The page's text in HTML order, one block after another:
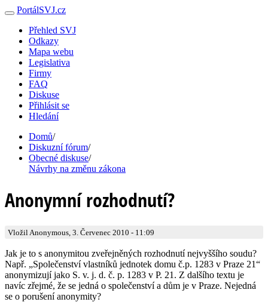
PortálSVJ.cz
Přehled SVJ
Odkazy
Mapa webu
Legislativa
Firmy
FAQ
Diskuse
Přihlásit se
Hledání
Domů/
Diskuzní fórum/
Obecné diskuse/
Návrhy na změnu zákona
Anonymní rozhodnutí?
Vložil Anonymous, 3. Červenec 2010 - 11:09
Jak je to s anonymitou zveřejněných rozhodnutí nejvyššího soudu?
Např. „Společenství vlastníků jednotek domu č.p. 1283 v Praze 21“
anonymizují jako S. v. j. d. č. p. 1283 v P. 21. Z dalšího textu je
navíc zřejmé, že se jedná o společenství a dům je v Praze. Nejedná
se o porušení anonymity?